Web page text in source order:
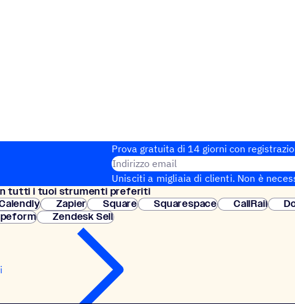
Prova gratuita di 14 giorni con
Indirizzo email
Unisciti a migliaia di clienti. Non è
Configurazione istantanea.
tutti i tuoi strumenti preferiti
Zapier Square Squarespace CallRail
Zendesk Sell